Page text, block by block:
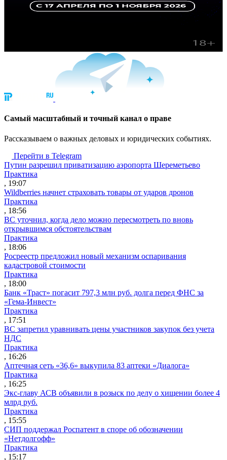
Cамый масштабный и точный канал о праве
Рассказываем о важных деловых и юридических событиях.
Перейти в Telegram
Путин разрешил приватизацию аэропорта Шереметьево
Практика
, 19:07
Wildberries начнет страховать товары от ударов дронов
Практика
, 18:56
ВС уточнил, когда дело можно пересмотреть по вновь
открывшимся обстоятельствам
Практика
, 18:06
Росреестр предложил новый механизм оспаривания
кадастровой стоимости
Практика
, 18:00
Банк «Траст» погасит 797,3 млн руб. долга перед ФНС за
«Гема-Инвест»
Практика
, 17:51
ВС запретил уравнивать цены участников закупок без учета
НДС
Практика
, 16:26
Аптечная сеть «36,6» выкупила 83 аптеки «Диалога»
Практика
, 16:25
Экс-главу АСВ объявили в розыск по делу о хищении более 4
млрд руб.
Практика
, 15:55
СИП поддержал Роспатент в споре об обозначении
«Нетдолгофф»
Практика
, 15:17